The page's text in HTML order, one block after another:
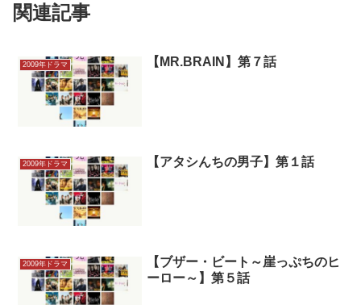
関連記事
2009年ドラマ 【MR.BRAIN】第７話
2009年ドラマ 【アタシんちの男子】第１話
2009年ドラマ
【ブザー・ビート～崖っぷちのヒ
ーロー～】第５話